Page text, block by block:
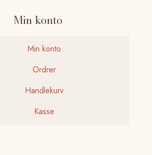
Min konto
Min konto
Ordrer
Handlekurv
Kasse